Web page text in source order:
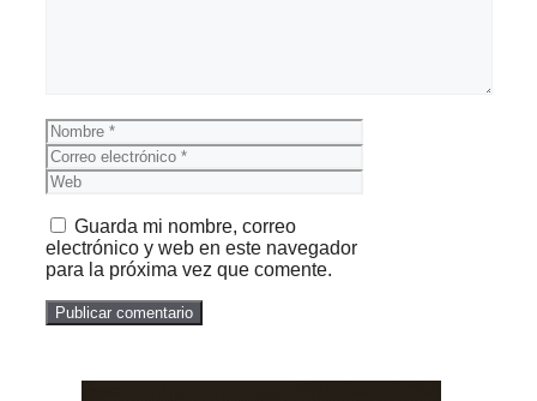
Nombre
Correo
electrónico
Web
Guarda mi nombre, correo
electrónico y web en este navegador
para la próxima vez que comente.